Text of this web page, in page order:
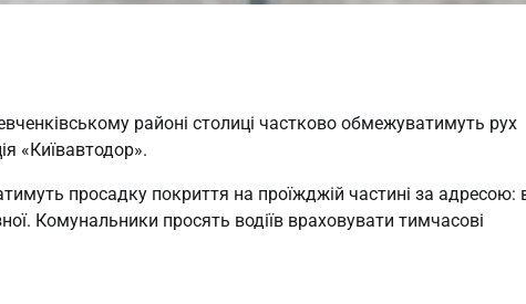
районі столиці частково обмежуватимуть рух
«Київавтодор».
просадку покриття на проїжджій частині за адресою:
Комунальники просять водіїв враховувати тимчасові